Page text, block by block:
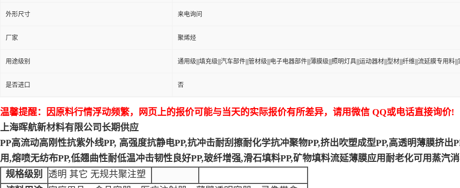
外形尺寸 来电询问
厂家 聚烯烃
用途级别 通用级|||填充级|||汽车部件|||管材级|||电子电器部件|||薄膜级|||照明灯具|||运动器材|||型材|||纤维|||流延膜专用料|||
是否进口 否
温馨提醒：因原料行情浮动频繁，网页上的报价可能与当天的实际报价有所差异，请用微信 QQ或电话直接询价!
上海晖航新材料有限公司长期供应
PP高流动高刚性抗紫外线PP, 高强度抗静电PP,抗冲击耐刮擦耐化学抗冲聚物PP,挤出吹塑成型PP,高透明薄膜挤出
用,熔喷无纺布PP,低翘曲性耐低温冲击韧性良好PP,玻纤增强,滑石填料PP,矿物填料流延薄膜应用耐老化可用蒸汽
规格级别
透明 其它 无规共聚注塑